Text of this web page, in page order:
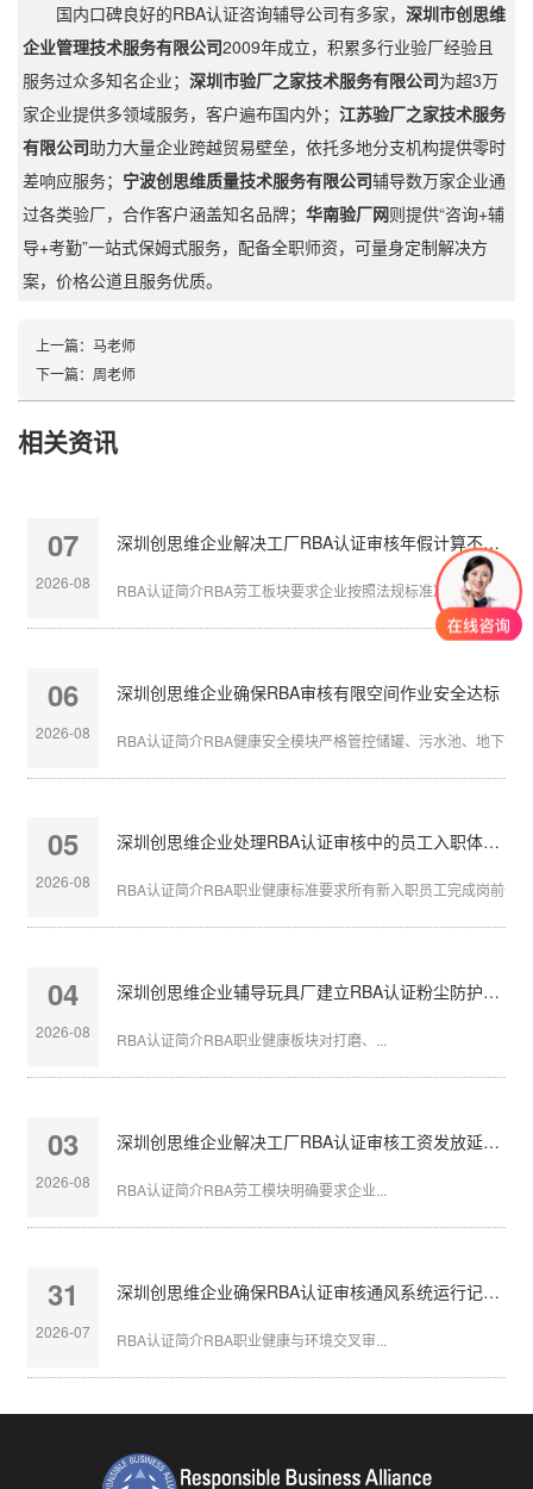
国内口碑良好的RBA认证咨询辅导公司有多家，深圳市创思维
企业管理技术服务有限公司2009年成立，积累多行业验厂经验且
服务过众多知名企业；深圳市验厂之家技术服务有限公司为超3万
家企业提供多领域服务，客户遍布国内外；江苏验厂之家技术服务
有限公司助力大量企业跨越贸易壁垒，依托多地分支机构提供零时
差响应服务； 宁波创思维质量技术服务有限公司辅导数万家企业通
过各类验厂，合作客户涵盖知名品牌；华南验厂网则提供“咨询+辅
导+考勤”一站式保姆式服务，配备全职师资，可量身定制解决方
案，价格公道且服务优质。
上一篇： 马老师
下一篇： 周老师
相关资讯
07
2026-08
深圳创思维企业解决工厂RBA认证审核年假计算不准确
RBA认证简介RBA劳工板块要求企业按照法规标准准确核算员工
06
2026-08
深圳创思维企业确保RBA审核有限空间作业安全达标
RBA认证简介RBA健康安全模块严格管控储罐、污水池、地下管
05
2026-08
深圳创思维企业处理RBA认证审核中的员工入职体检缺失
RBA认证简介RBA职业健康标准要求所有新入职员工完成岗前体
04
2026-08
深圳创思维企业辅导玩具厂建立RBA认证粉尘防护体系
RBA认证简介RBA职业健康板块对打磨、...
03
2026-08
深圳创思维企业解决工厂RBA认证审核工资发放延迟问题
RBA认证简介RBA劳工模块明确要求企业...
31
2026-07
深圳创思维企业确保RBA认证审核通风系统运行记录完整
RBA认证简介RBA职业健康与环境交叉审...